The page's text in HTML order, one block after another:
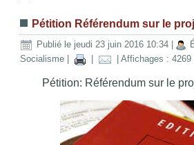
Pétition Référendum sur le
Publié le jeudi 23 juin 2016 10:34
Socialisme
| Affichages : 4269
Pétition: Référendum sur le